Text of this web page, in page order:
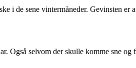
i de sene vintermåneder. Gevinsten er
Også selvom der skulle komme sne